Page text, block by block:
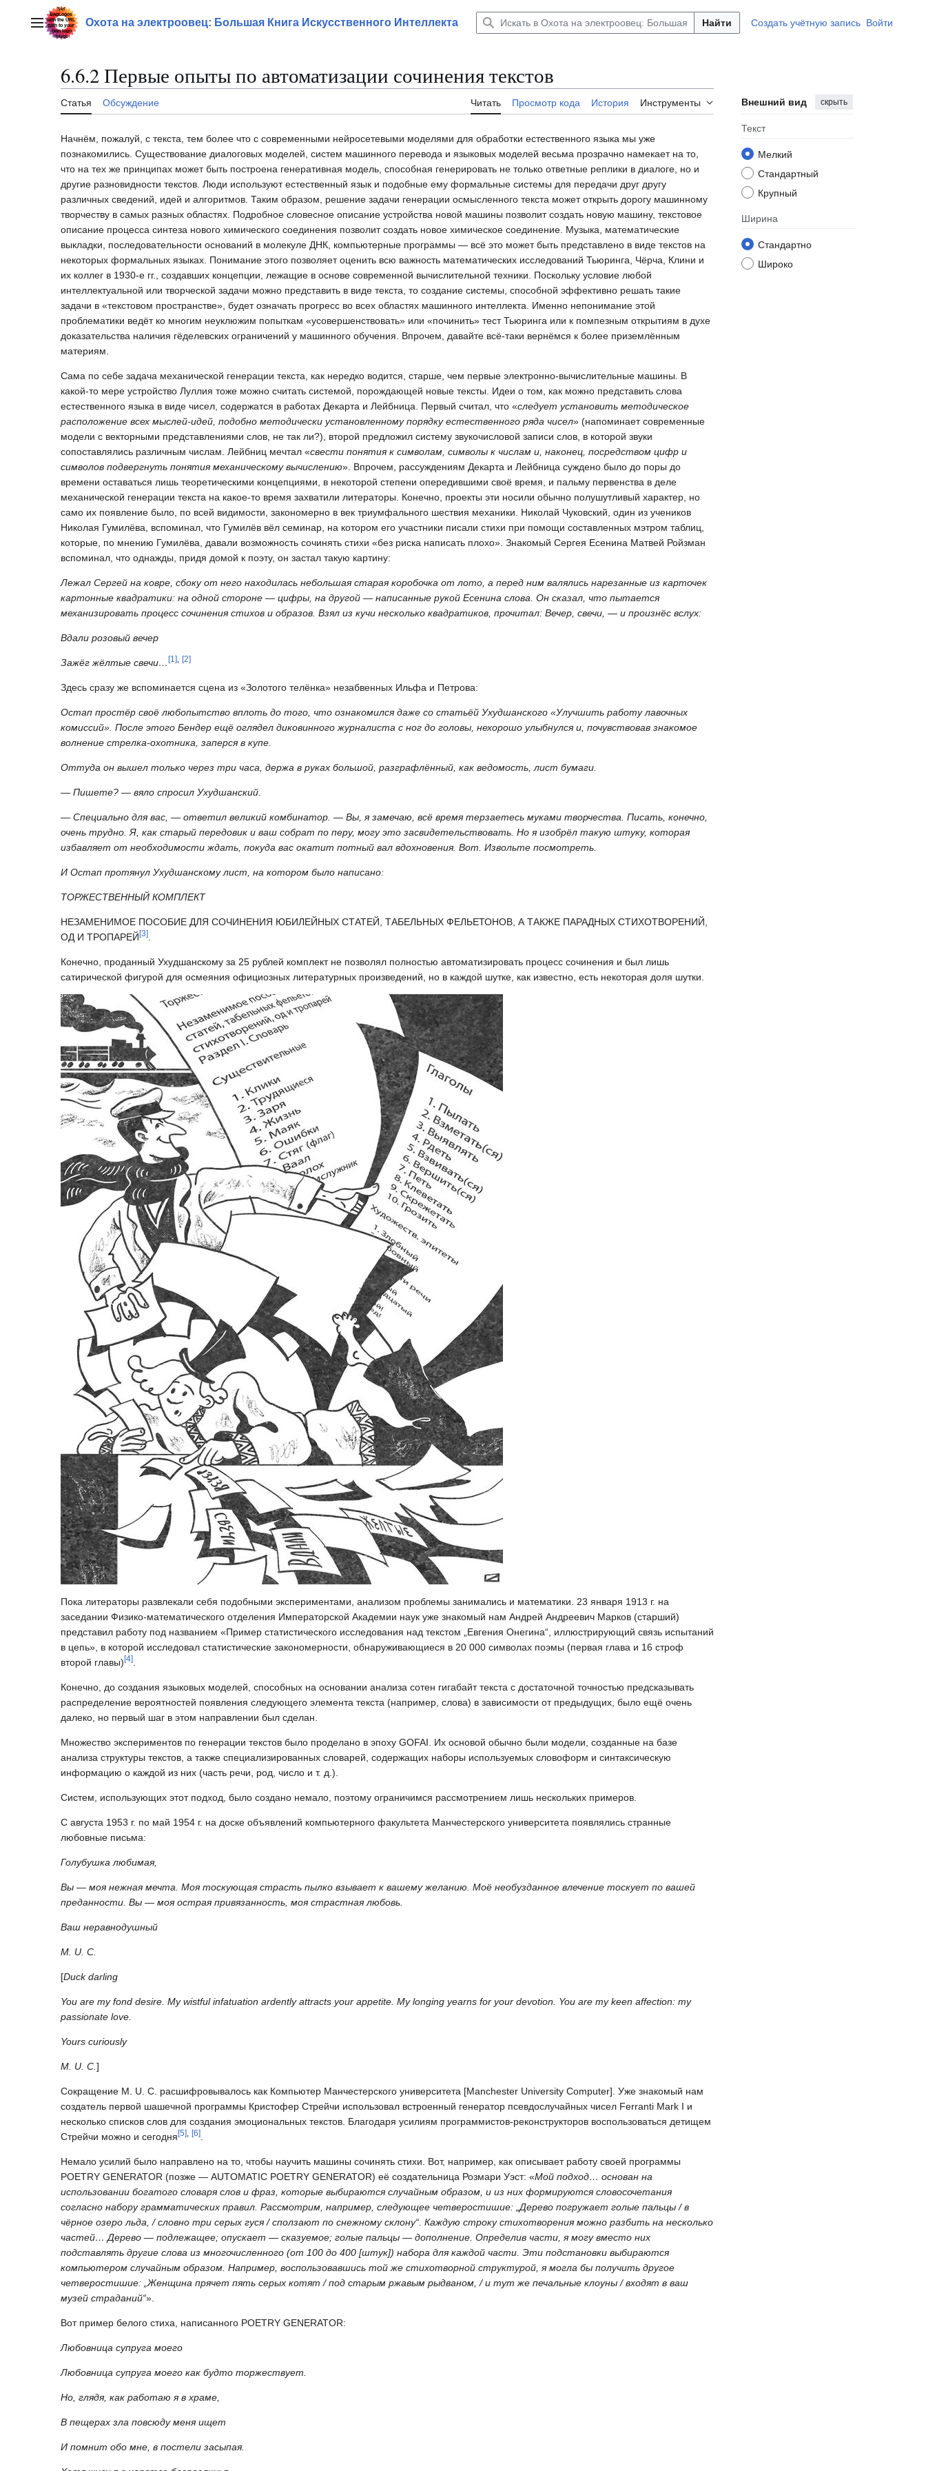
содержаниюГлавное менюОхота на электроовец: Большая Книга Искусственного Интеллекта Найти Создать учётную запись Войти
6.6.2 Первые опыты по автоматизации сочинения текстов
Статья Обсуждение Читать Просмотр кода История Инструменты Внешний вид скрыть
Текст
Мелкий
Стандартный
Крупный
Ширина
Стандартно
Широко
Начнём, пожалуй, с текста, тем более что с современными нейросетевыми моделями для обработки естественного языка мы уже
познакомились. Существование диалоговых моделей, систем машинного перевода и языковых моделей весьма прозрачно намекает на то,
что на тех же принципах может быть построена генеративная модель, способная генерировать не только ответные реплики в диалоге, но и
другие разновидности текстов. Люди используют естественный язык и подобные ему формальные системы для передачи друг другу
различных сведений, идей и алгоритмов. Таким образом, решение задачи генерации осмысленного текста может открыть дорогу машинному
творчеству в самых разных областях. Подробное словесное описание устройства новой машины позволит создать новую машину, текстовое
описание процесса синтеза нового химического соединения позволит создать новое химическое соединение. Музыка, математические
выкладки, последовательности оснований в молекуле ДНК, компьютерные программы — всё это может быть представлено в виде текстов на
некоторых формальных языках. Понимание этого позволяет оценить всю важность математических исследований Тьюринга, Чёрча, Клини и
их коллег в 1930-е гг., создавших концепции, лежащие в основе современной вычислительной техники. Поскольку условие любой
интеллектуальной или творческой задачи можно представить в виде текста, то создание системы, способной эффективно решать такие
задачи в «текстовом пространстве», будет означать прогресс во всех областях машинного интеллекта. Именно непонимание этой
проблематики ведёт ко многим неуклюжим попыткам «усовершенствовать» или «починить» тест Тьюринга или к помпезным открытиям в духе
доказательства наличия гёделевских ограничений у машинного обучения. Впрочем, давайте всё-таки вернёмся к более приземлённым
материям.
Сама по себе задача механической генерации текста, как нередко водится, старше, чем первые электронно-вычислительные машины. В
какой-то мере устройство Луллия тоже можно считать системой, порождающей новые тексты. Идеи о том, как можно представить слова
естественного языка в виде чисел, содержатся в работах Декарта и Лейбница. Первый считал, что «следует установить методическое
расположение всех мыслей-идей, подобно методически установленному порядку естественного ряда чисел» (напоминает современные
модели с векторными представлениями слов, не так ли?), второй предложил систему звукочисловой записи слов, в которой звуки
сопоставлялись различным числам. Лейбниц мечтал «свести понятия к символам, символы к числам и, наконец, посредством цифр и
символов подвергнуть понятия механическому вычислению». Впрочем, рассуждениям Декарта и Лейбница суждено было до поры до
времени оставаться лишь теоретическими концепциями, в некоторой степени опередившими своё время, и пальму первенства в деле
механической генерации текста на какое-то время захватили литераторы. Конечно, проекты эти носили обычно полушутливый характер, но
само их появление было, по всей видимости, закономерно в век триумфального шествия механики. Николай Чуковский, один из учеников
Николая Гумилёва, вспоминал, что Гумилёв вёл семинар, на котором его участники писали стихи при помощи составленных мэтром таблиц,
которые, по мнению Гумилёва, давали возможность сочинять стихи «без риска написать плохо». Знакомый Сергея Есенина Матвей Ройзман
вспоминал, что однажды, придя домой к поэту, он застал такую картину:
Лежал Сергей на ковре, сбоку от него находилась небольшая старая коробочка от лото, а перед ним валялись нарезанные из карточек
картонные квадратики: на одной стороне — цифры, на другой — написанные рукой Есенина слова. Он сказал, что пытается
механизировать процесс сочинения стихов и образов. Взял из кучи несколько квадратиков, прочитал: Вечер, свечи, — и произнёс вслух:
Вдали розовый вечер
Зажёг жёлтые свечи… [1 ] [2]
Здесь сразу же вспоминается сцена из «Золотого телёнка» незабвенных Ильфа и Петрова:
Остап простёр своё любопытство вплоть до того, что ознакомился даже со статьёй Ухудшанского «Улучшить работу лавочных
комиссий». После этого Бендер ещё оглядел диковинного журналиста с ног до головы, нехорошо улыбнулся и, почувствовав знакомое
волнение стрелка-охотника, заперся в купе.
Оттуда он вышел только через три часа, держа в руках большой, разграфлённый, как ведомость, лист бумаги.
— Пишете? — вяло спросил Ухудшанский.
— Специально для вас, — ответил великий комбинатор. — Вы, я замечаю, всё время терзаетесь муками творчества. Писать, конечно,
очень трудно. Я, как старый передовик и ваш собрат по перу, могу это засвидетельствовать. Но я изобрёл такую штуку, которая
избавляет от необходимости ждать, покуда вас окатит потный вал вдохновения. Вот. Извольте посмотреть.
И Остап протянул Ухудшанскому лист, на котором было написано:
ТОРЖЕСТВЕННЫЙ КОМПЛЕКТ
НЕЗАМЕНИМОЕ ПОСОБИЕ ДЛЯ СОЧИНЕНИЯ ЮБИЛЕЙНЫХ СТАТЕЙ, ТАБЕЛЬНЫХ ФЕЛЬЕТОНОВ, А ТАКЖЕ ПАРАДНЫХ СТИХОТВОРЕНИЙ,
ОД И ТРОПАРЕЙ [3]
Конечно, проданный Ухудшанскому за 25 рублей комплект не позволял полностью автоматизировать процесс сочинения и был лишь
сатирической фигурой для осмеяния официозных литературных произведений, но в каждой шутке, как известно, есть некоторая доля шутки.
Пока литераторы развлекали себя подобными экспериментами, анализом проблемы занимались и математики. 23 января 1913 г. на
заседании Физико-математического отделения Императорской Академии наук уже знакомый нам Андрей Андреевич Марков (старший)
представил работу под названием «Пример статистического исследования над текстом „Евгения Онегина“, иллюстрирующий связь испытаний
в цепь», в которой исследовал статистические закономерности, обнаруживающиеся в 20 000 символах поэмы (первая глава и 16 строф
второй главы) [4]
Конечно, до создания языковых моделей, способных на основании анализа сотен гигабайт текста с достаточной точностью предсказывать
распределение вероятностей появления следующего элемента текста (например, слова) в зависимости от предыдущих, было ещё очень
далеко, но первый шаг в этом направлении был сделан.
Множество экспериментов по генерации текстов было проделано в эпоху GOFAI. Их основой обычно были модели, созданные на базе
анализа структуры текстов, а также специализированных словарей, содержащих наборы используемых словоформ и синтаксическую
информацию о каждой из них (часть речи, род, число и т. д.).
Систем, использующих этот подход, было создано немало, поэтому ограничимся рассмотрением лишь нескольких примеров.
С августа 1953 г. по май 1954 г. на доске объявлений компьютерного факультета Манчестерского университета появлялись странные
любовные письма:
Голубушка любимая,
Вы — моя нежная мечта. Моя тоскующая страсть пылко взывает к вашему желанию. Моё необузданное влечение тоскует по вашей
преданности. Вы — моя острая привязанность, моя страстная любовь.
Ваш неравнодушный
M. U. C.
[Duck darling
You are my fond desire. My wistful infatuation ardently attracts your appetite. My longing yearns for your devotion. You are my keen affection: my
passionate love.
Yours curiously
M. U. C. ]
Сокращение M. U. C. расшифровывалось как Компьютер Манчестерского университета [Manchester University Computer]. Уже знакомый нам
создатель первой шашечной программы Кристофер Стрейчи использовал встроенный генератор псевдослучайных чисел Ferranti Mark I и
несколько списков слов для создания эмоциональных текстов. Благодаря усилиям программистов-реконструкторов воспользоваться детищем
Стрейчи можно и сегодня [5] [6]
Немало усилий было направлено на то, чтобы научить машины сочинять стихи. Вот, например, как описывает работу своей программы
POETRY GENERATOR (позже — AUTOMATIC POETRY GENERATOR) её создательница Розмари Уэст: «Мой подход… основан на
использовании богатого словаря слов и фраз, которые выбираются случайным образом, и из них формируются словосочетания
согласно набору грамматических правил. Рассмотрим, например, следующее четверостишие: „Дерево погружает голые пальцы / в
чёрное озеро льда, / словно три серых гуся / сползают по снежному склону“. Каждую строку стихотворения можно разбить на несколько
частей… Дерево — подлежащее; опускает — сказуемое; голые пальцы — дополнение. Определив части, я могу вместо них
подставлять другие слова из многочисленного (от 100 до 400 [штук]) набора для каждой части. Эти подстановки выбираются
компьютером случайным образом. Например, воспользовавшись той же стихотворной структурой, я могла бы получить другое
четверостишие: „Женщина прячет пять серых котят / под старым ржавым рыдваном, / и тут же печальные клоуны / входят в ваш
музей страданий“».
Вот пример белого стиха, написанного POETRY GENERATOR:
Любовница супруга моего
Любовница супруга моего как будто торжествует.
Но, глядя, как работаю я в храме,
В пещерах зла повсюду меня ищет
И помнит обо мне, в постели засыпая.